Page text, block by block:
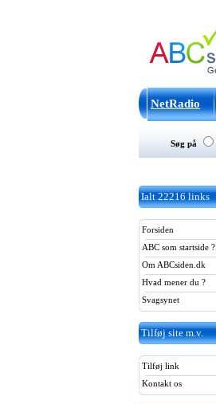
NetRadio
Søg på
Ialt 22216 links
Forsiden
ABC som startside ?
Om ABCsiden.dk
Hvad mener du ?
Svagsynet
Tilføj site m.v.
Tilføj link
Kontakt os